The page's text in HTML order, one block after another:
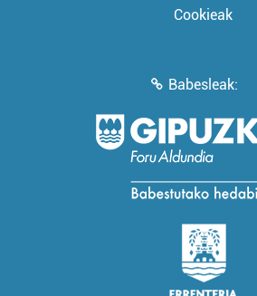
Cookieak
Babesleak: